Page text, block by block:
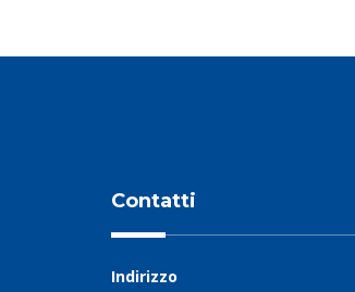
Contatti
Indirizzo